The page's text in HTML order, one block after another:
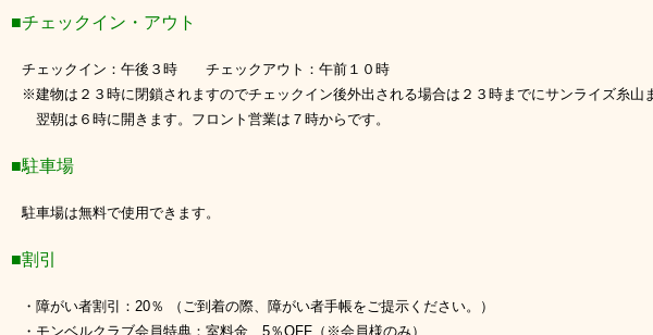
■チェックイン・アウト
チェックイン：午後３時 チェックアウト：午前１０時
※建物は２３時に閉鎖されますのでチェックイン後外出される場合は２３時までにサンライズ糸山
翌朝は６時に開きます。フロント営業は７時からです。
■駐車場
駐車場は無料で使用できます。
■割引
・障がい者割引：20％ （ご到着の際、障がい者手帳をご提示ください。）
・モンベルクラブ会員特典：室料金 5％OFF（※会員様のみ）